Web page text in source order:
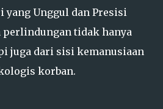
yang Unggul dan Presisi
perlindungan tidak hanya
juga dari sisi kemanusiaan
korban.